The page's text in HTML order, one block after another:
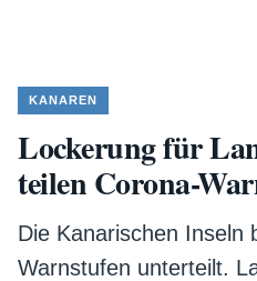
KANAREN
Lockerung für
teilen Corona-
Die Kanarischen Inseln
Warnstufen unterteilt.